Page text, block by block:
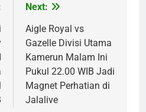
Next:
Aigle Royal vs
Gazelle Divisi Utama
Kamerun Malam Ini
Pukul 22.00 WIB Jadi
Magnet Perhatian di
Jalalive